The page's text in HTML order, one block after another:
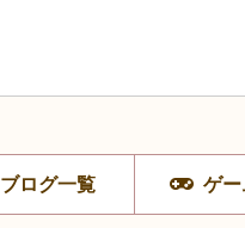
ブログ一覧 ゲ